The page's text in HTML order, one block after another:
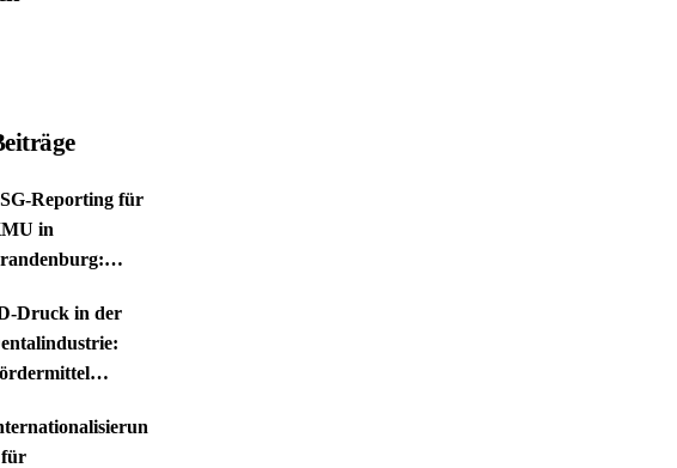
Reporting für
in
Druck in der
für